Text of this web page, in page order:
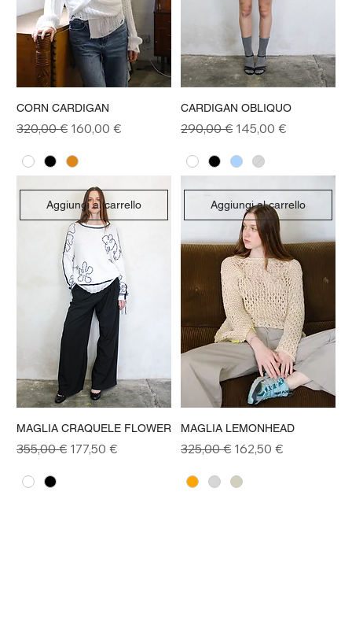
CORN CARDIGAN
Prezzo regolare
320,00 € Prezzo scontato
160,00 €
CARDIGAN OBLIQUO
Prezzo regolare
290,00 € Prezzo scontato
145,00 €
Aggiungi al carrello
MAGLIA CRAQUELE FLOWER
Prezzo regolare
355,00 € Prezzo scontato
177,50 €
Aggiungi al carrello
MAGLIA LEMONHEAD
Prezzo regolare
325,00 € Prezzo scontato
162,50 €